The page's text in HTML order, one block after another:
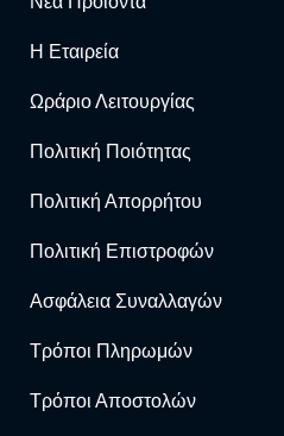
Η Εταιρεία
Ωράριο Λειτουργίας
Πολιτική Ποιότητας
Πολιτική Απορρήτου
Πολιτική Επιστροφών
Ασφάλεια Συναλλαγών
Τρόποι Πληρωμών
Τρόποι Αποστολών